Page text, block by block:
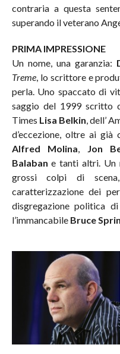
contraria a questa
superando il veterano
PRIMA IMPRESSIONE
Un nome, una garanzia:
Treme, lo scrittore e
perla. Uno spaccato di
saggio del 1999 scritto
Times Lisa Belkin, dell’
d’eccezione, oltre ai già
Alfred Molina, Jon
Balaban e tanti altri. Un
grossi colpi di
caratterizzazione dei
disgregazione politica
l’immancabile Bruce